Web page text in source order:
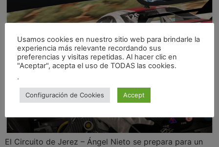
El Circuito de Jerez – Ángel Nieto se prepara para un
Usamos cookies en nuestro sitio web para brindarle la
experiencia más relevante recordando sus
preferencias y visitas repetidas. Al hacer clic en
"Aceptar", acepta el uso de TODAS las cookies.
.
Configuración de Cookies Accept